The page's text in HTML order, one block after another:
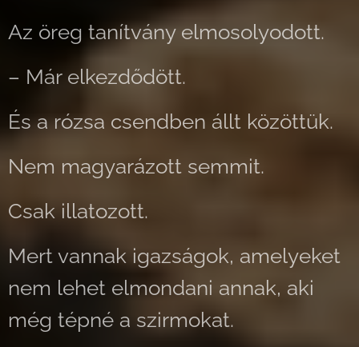
Az öreg tanítvány elmosolyodott.
– Már elkezdődött.
És a rózsa csendben állt közöttük.
Nem magyarázott semmit.
Csak illatozott.
Mert vannak igazságok, amelyeket
nem lehet elmondani annak, aki
még tépné a szirmokat.